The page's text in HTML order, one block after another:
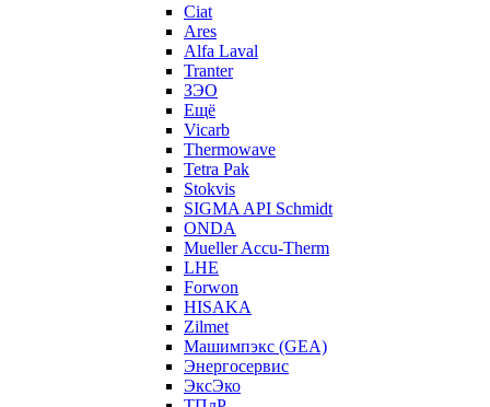
Ciat
Ares
Alfa Laval
Tranter
ЗЭО
Ещё
Vicarb
Thermowave
Tetra Pak
Stokvis
SIGMA API Schmidt
ONDA
Mueller Accu-Therm
LHE
Forwon
HISAKA
Zilmet
Машимпэкс (GEA)
Энергосервис
ЭксЭко